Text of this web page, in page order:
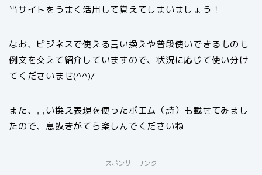
当サイトをうまく活用して覚えてしまいましょう！
なお、ビジネスで使える言い換えや普段使いできるものも
例文を交えて紹介していますので、状況に応じて使い分け
てくださいませ(^^)/
また、言い換え表現を使ったポエム（詩）も載せてみまし
たので、息抜きがてら楽しんでくださいね
スポンサーリンク